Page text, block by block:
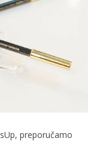
preporučamo